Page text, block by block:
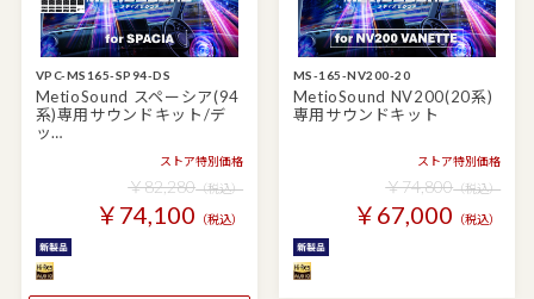
VPC-MS165-SP94-DS
MetioSound スペーシア(94
系)専用サウンドキット/デ
ッ…
ストア特別価格
￥82,280（税込）
￥74,100 （税込）
MS-165-NV200-20
MetioSound NV200(20系)
専用サウンドキット
ストア特別価格
￥74,800（税込）
￥67,000 （税込）